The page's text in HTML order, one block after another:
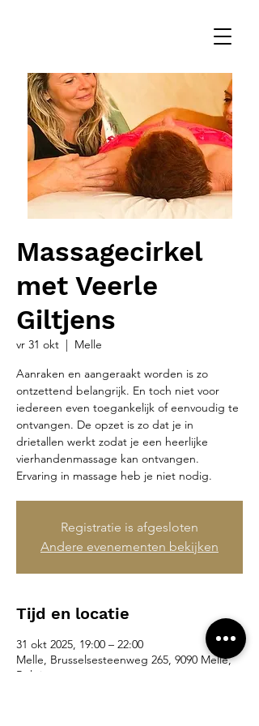
Massagecirkel
met Veerle
Giltjens
vr 31 okt
  |
Melle
Aanraken en aangeraakt worden is zo
ontzettend belangrijk. En toch niet voor
iedereen even toegankelijk of eenvoudig te
ontvangen. De opzet is zo dat je in
drietallen werkt zodat je een heerlijke
vierhandenmassage kan ontvangen.
Ervaring in massage heb je niet nodig.
Registratie is afgesloten
Andere evenementen bekijken
Tijd en locatie
31 okt 2025, 19:00 – 22:00
Melle, Brusselsesteenweg 265, 9090 Melle,
België